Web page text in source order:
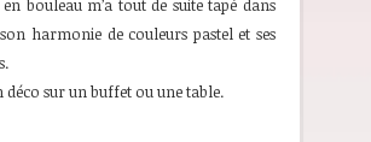
bouleau m’a tout de suite tapé dans
harmonie de couleurs pastel et ses
déco sur un buffet ou une table.